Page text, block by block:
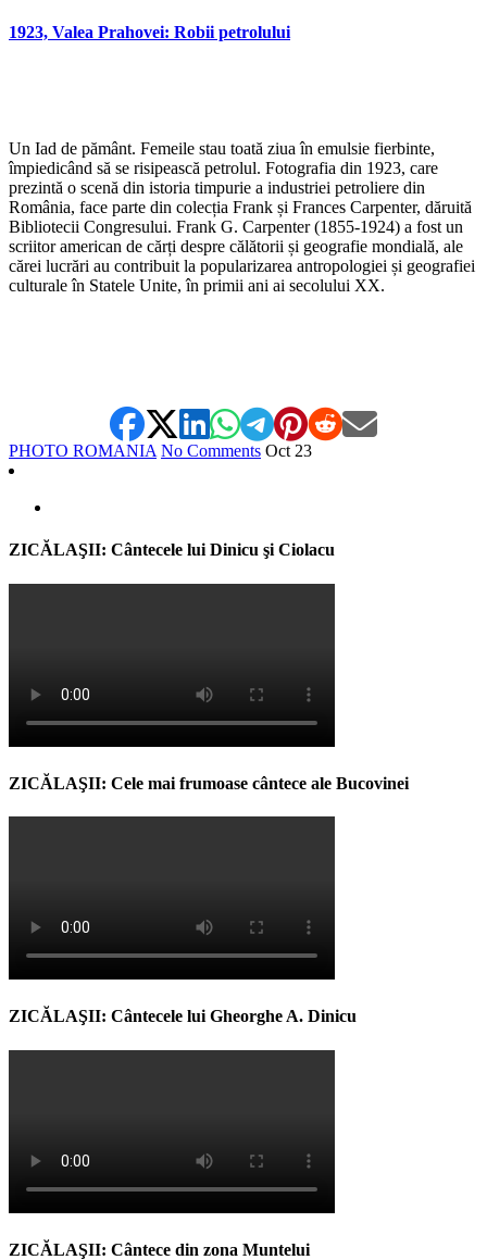
1923, Valea Prahovei: Robii petrolului
Un Iad de pământ. Femeile stau toată ziua în emulsie fierbinte,
împiedicând să se risipească petrolul. Fotografia din 1923, care
prezintă o scenă din istoria timpurie a industriei petroliere din
România, face parte din colecția Frank și Frances Carpenter, dăruită
Bibliotecii Congresului. Frank G. Carpenter (1855-1924) a fost un
scriitor american de cărți despre călătorii și geografie mondială, ale
cărei lucrări au contribuit la popularizarea antropologiei și geografiei
culturale în Statele Unite, în primii ani ai secolului XX.
PHOTO ROMANIA No Comments Oct 23
ZICĂLAŞII: Cântecele lui Dinicu şi Ciolacu
ZICĂLAŞII: Cele mai frumoase cântece ale Bucovinei
ZICĂLAŞII: Cântecele lui Gheorghe A. Dinicu
ZICĂLAŞII: Cântece din zona Muntelui